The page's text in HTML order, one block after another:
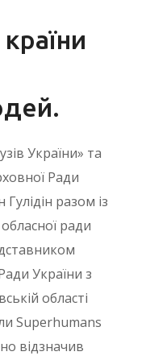
України» та
Ради
разом із
ради
України з
області
Superhumans
відзначив